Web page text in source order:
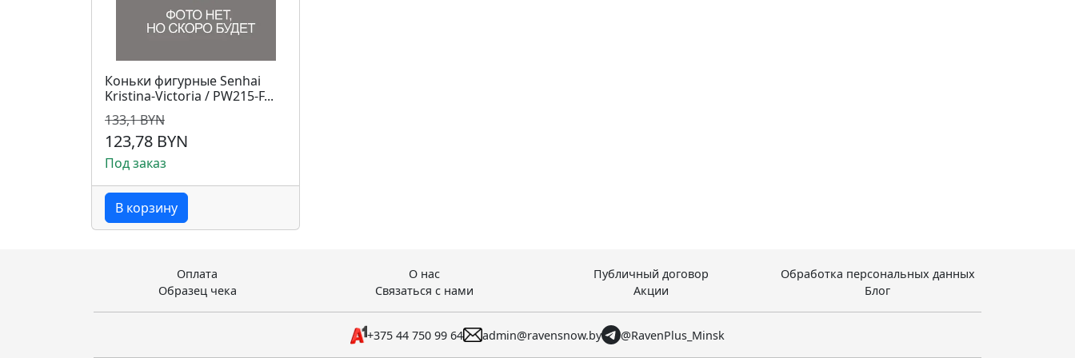
Коньки фигурные Senhai
Kristina-Victoria / PW215-F...
133,1 BYN
123,78 BYN
Под заказ
В корзину
Оплата О нас Публичный договор
Обработка персональных данных
Образец чека
Связаться с нами Акции Блог
+375 44 750 99 64 admin@ravensnow.by @RavenPlus_Minsk